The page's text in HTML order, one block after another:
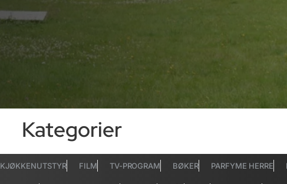
Kategorier
KJØKKENUTSTYR FILM TV-PROGRAM BØKER PARFYME HERRE